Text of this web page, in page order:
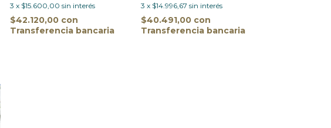
3 x $15.600,00 sin interés
$42.120,00 con
Transferencia bancaria
3 x $14.996,67 sin interés
$40.491,00 con
Transferencia bancaria